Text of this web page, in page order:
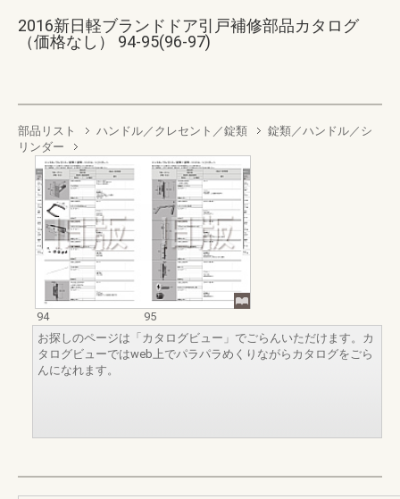
2016新日軽ブランドドア引戸補修部品カタログ
（価格なし） 94-95(96-97)
部品リスト ハンドル／クレセント／錠類
錠類／ハンドル／シ
リンダー
94
95
お探しのページは「カタログビュー」でごらんいただけます。カ
タログビューではweb上でパラパラめくりながらカタログをごら
んになれます。